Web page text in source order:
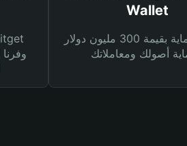
Wallet
صندوق حماية بقيمة 300 مليون دولار